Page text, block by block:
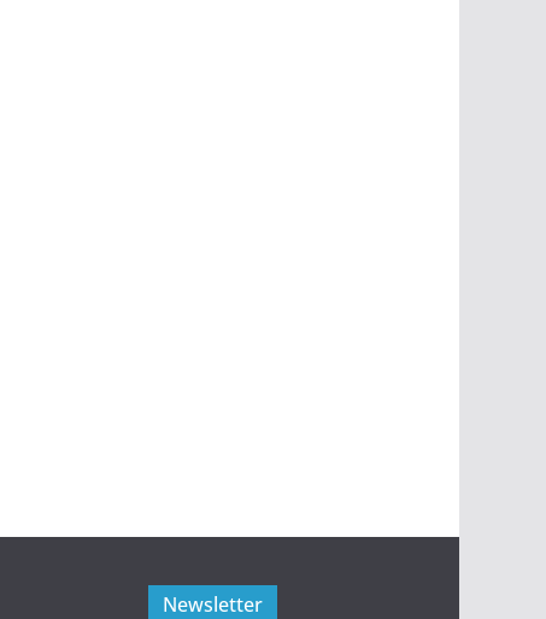
Newsletter